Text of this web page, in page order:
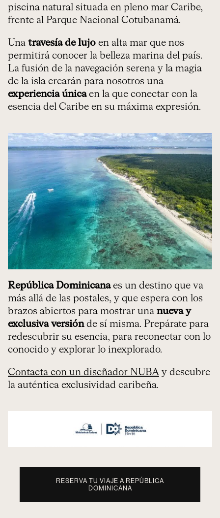
piscina natural situada en pleno mar Caribe,
frente al Parque Nacional Cotubanamá.
Una travesía de lujo en alta mar que nos
permitirá conocer la belleza marina del país.
La fusión de la navegación serena y la magia
de la isla crearán para nosotros una
experiencia únicaen la que conectar con la
esencia del Caribe en su máxima expresión.
República Dominicanaes un destino que va
más allá de las postales, y que espera con los
brazos abiertos para mostrar una nueva y
exclusiva versiónde sí misma. Prepárate para
redescubrir su esencia, para reconectar con lo
conocido y explorar lo inexplorado.
Contacta con un diseñador NUBA y descubre
la auténtica exclusividad caribeña.
RESERVA TU VIAJE A REPÚBLICA
DOMINICANA